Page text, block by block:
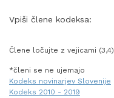
Vpiši člene kodeksa:
Člene ločujte z vejicami (3,4)
*členi se ne ujemajo
Kodeks novinarjev Slovenije
Kodeks 2010 - 2019